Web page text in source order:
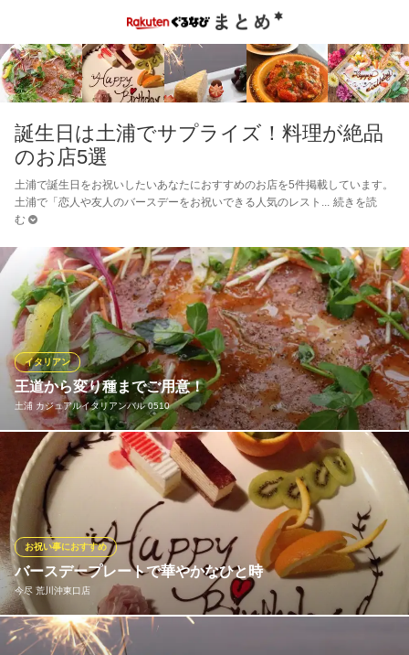
誕生日は土浦でサプライズ！料理が絶品
のお店5選
土浦で誕生日をお祝いしたいあなたにおすすめのお店を5件掲載しています。
土浦で「恋人や友人のバースデーをお祝いできる人気のレスト
続きを読
む
王道から変り種までご用意！
土浦 カジュアルイタリアンバル 0510
イタリアン
皆様が心の底からお食事をお楽しみ頂けるよう、イタリアンの王
道メニューから変り種まで幅広くご用意しております！【牛すじ
のデミソース煮込み】【もずくとエビのアヒージョ】などの人気
メニューの他、店長オススメのピザやパスタは是非召し上がって
頂きたい逸品です！
土浦 カジュアルイタリアンバル 0510
イタリアン
ＪＲ常磐線土浦駅 徒歩4分
茨城県土浦市大和町7-4
バースデープレートで華やかなひと時
今尽 荒川沖東口店
お祝い事におすすめ
お誕生日のお祝いと言えばこちら！旬のフルーツや自家製のスイ